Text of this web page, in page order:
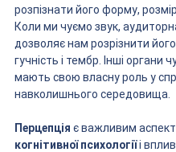
розпізнати його форму, розмір
Коли ми чуємо звук,
дозволяє нам розрізнити
гучність і тембр. Інші органи
мають свою власну роль у
навколишнього середовища.
Перцепція є важливим
когнітивної психології і